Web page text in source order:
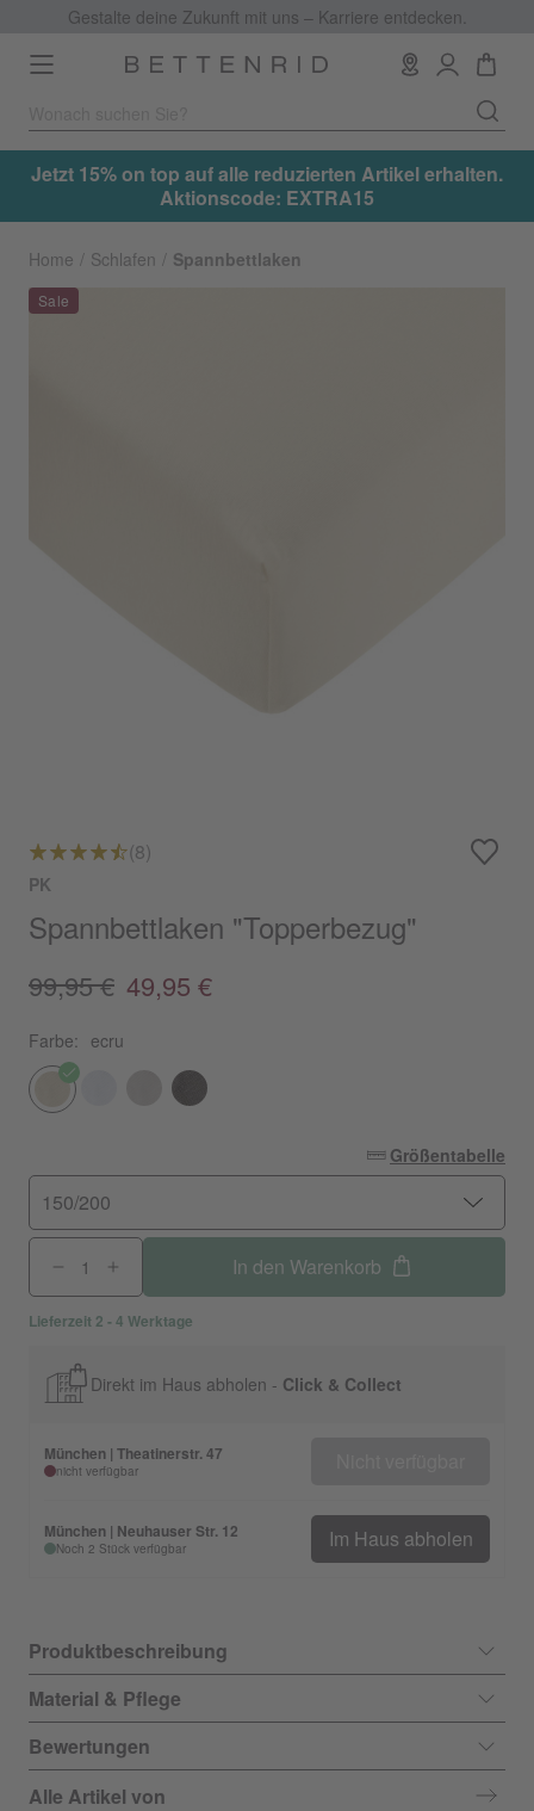
Gestalte deine Zukunft mit uns – Karriere entdecken.
Toggle
navigation
Jetzt 15% on top auf alle reduzierten Artikel erhalten.
Aktionscode: EXTRA15
Home Schlafen Spannbettlaken
(8)
PK
Spannbettlaken "Topperbezug"
99,95 € 49,95 €
Farbe: ecru
Größentabelle
150/200
In den Warenkorb
Lieferzeit 2 - 4 Werktage
Direkt im Haus abholen - Click & Collect
München | Theatinerstr. 47
nicht verfügbar
München | Neuhauser Str. 12
Noch 2 Stück verfügbar Im Haus abholen
Produktbeschreibung
Material & Pflege
Bewertungen
Alle Artikel von